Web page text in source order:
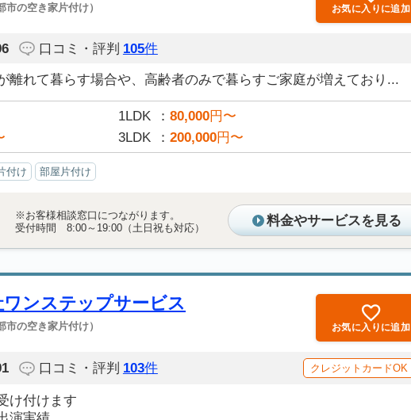
市の空き家片付け） お気に入りに追加
口コミ・評判 105件
離れて暮らす場合や、高齢者のみで暮らすご家庭が増えており...
1LDK 80,000円〜
3LDK 200,000円〜
付け 部屋片付け
※お客様相談窓口につながります。
受付時間 8:00～19:00（土日祝も対応）
料金やサービスを見る
ワンステップサービス
市の空き家片付け） お気に入りに追加
口コミ・評判 103件 クレジットカードOK
け付けます